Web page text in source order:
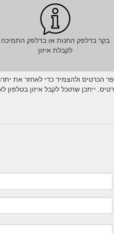
בקר בדלפק החנות או בדלפק התמיכה
לקבלת איזון
הכרטיס ולהצמיד כדי לאחזר את
ייתכן שתוכל לקבל איזון בטלפון